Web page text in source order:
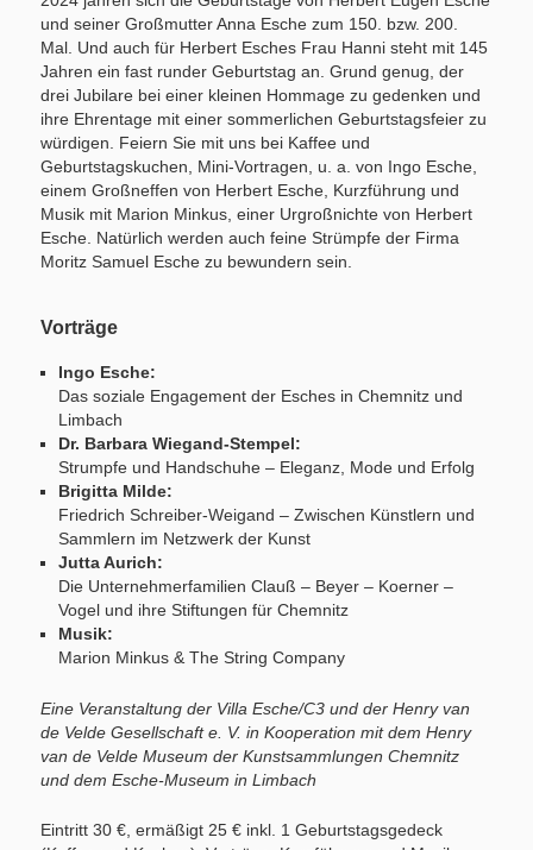
und seiner Großmutter Anna Esche zum 150. bzw. 200.
Mal. Und auch für Herbert Esches Frau Hanni steht mit 145
Jahren ein fast runder Geburtstag an. Grund genug, der
drei Jubilare bei einer kleinen Hommage zu gedenken und
ihre Ehrentage mit einer sommerlichen Geburtstagsfeier zu
würdigen. Feiern Sie mit uns bei Kaffee und
Geburtstagskuchen, Mini-Vortragen, u. a. von Ingo Esche,
einem Großneffen von Herbert Esche, Kurzführung und
Musik mit Marion Minkus, einer Urgroßnichte von Herbert
Esche. Natürlich werden auch feine Strümpfe der Firma
Moritz Samuel Esche zu bewundern sein.
Vorträge
Ingo Esche:
Das soziale Engagement der Esches in Chemnitz und
Limbach
Dr. Barbara Wiegand-Stempel:
Strumpfe und Handschuhe – Eleganz, Mode und Erfolg
Brigitta Milde:
Friedrich Schreiber-Weigand – Zwischen Künstlern und
Sammlern im Netzwerk der Kunst
Jutta Aurich:
Die Unternehmerfamilien Clauß – Beyer – Koerner –
Vogel und ihre Stiftungen für Chemnitz
Musik:
Marion Minkus & The String Company
Eine Veranstaltung der Villa Esche/C3 und der Henry van
de Velde Gesellschaft e. V. in Kooperation mit dem Henry
van de Velde Museum der Kunstsammlungen Chemnitz
und dem Esche-Museum in Limbach
Eintritt 30 €, ermäßigt 25 € inkl. 1 Geburtstagsgedeck